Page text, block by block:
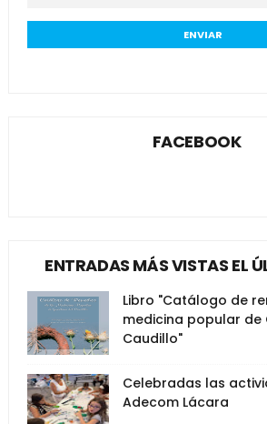
FACEBOOK
ENTRADAS MÁS VISTAS EL
Libro "Catálogo de
medicina popular de
Caudillo"
Celebradas las
Adecom Lácara